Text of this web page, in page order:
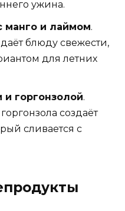
ужина.
манго и лаймом.
блюду свежести,
для летних
горгонзолой.
создаёт
сливается с